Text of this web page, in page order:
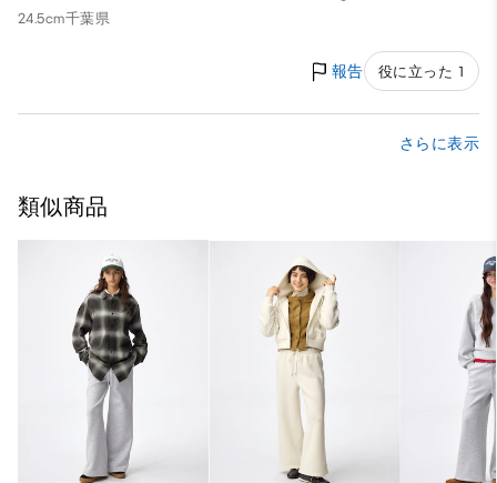
24.5cm千葉県
報告 役に立った 1
さらに表示
類似商品